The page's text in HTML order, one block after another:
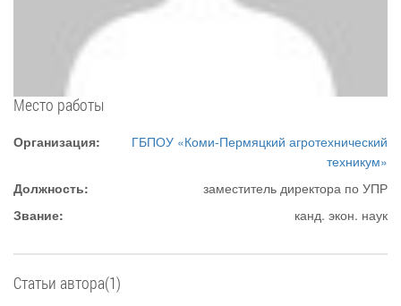
Место работы
Организация:
ГБПОУ «Коми-Пермяцкий агротехнический
техникум»
Должность:
заместитель директора по УПР
Звание:
канд. экон. наук
Статьи автора(1)